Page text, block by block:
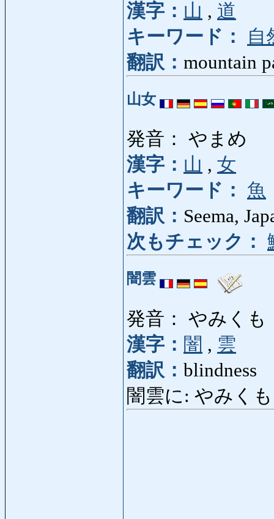
漢字： 山 , 道
キーワード：
自
翻訳： mountain
山女
発音： やまめ
漢字： 山 , 女
キーワード：
魚
翻訳： Seema,
次もチェック：
闇雲
発音： やみくも
漢字： 闇 , 雲
翻訳： blindness
闇雲に: やみく